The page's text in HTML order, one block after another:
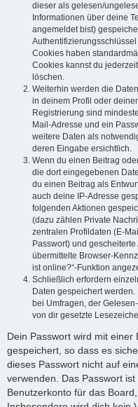
dieser als gelesen/
Informationen über deine
angemeldet bist)
Cookies haben
Cookies kannst du
löschen.
Weiterhin werden die
in deinem Profil oder
Registrierung sind
Mail-Adresse und ein
weitere Daten als
deren Eingabe ersichtlich.
Wenn du einen Beitrag
die dort eingegebenen
du einen Beitrag als
auch deine IP-Adresse
folgenden Aktionen
(dazu zählen Private
zentralen Profildaten (E-
Passwort) und
übermittelte Browser-
ist online?“-Funktion
Schließlich erfordern
Daten gespeichert
bei Umfragen, der
von dir gesetzte
Dein Passwort wird mit einer
gespeichert, so dass es
dieses Passwort nicht auf
verwenden. Das Passwort
Benutzerkonto für das